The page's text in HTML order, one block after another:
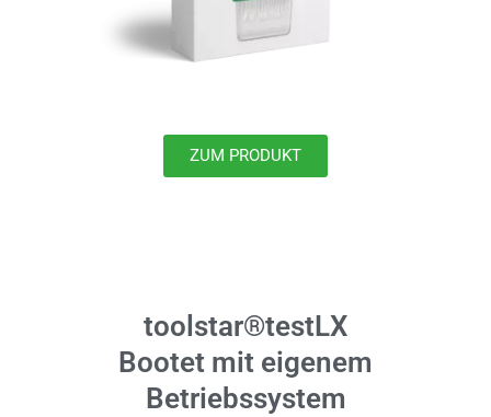
ZUM PRODUKT
toolstar®testLX
Bootet mit eigenem
Betriebssystem